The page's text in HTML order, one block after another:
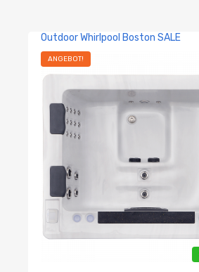
Outdoor Whirlpool Boston SALE
ANGEBOT!